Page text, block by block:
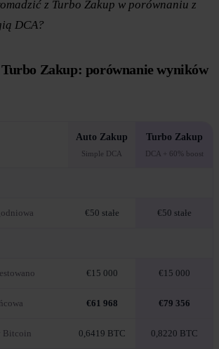
z Turbo Zakup w porównaniu z
DCA?
Zakup: porównanie wyników
Auto Zakup
Simple DCA
Turbo Zakup
DCA + 60% boost
€50 stałe €50 stałe
€15 000 €15 000
€61 968 €79 356
Bitcoin 0,6419 BTC 0,8220 BTC